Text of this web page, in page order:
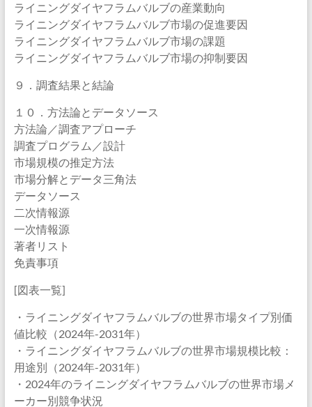
ライニングダイヤフラムバルブの産業動向
ライニングダイヤフラムバルブ市場の促進要因
ライニングダイヤフラムバルブ市場の課題
ライニングダイヤフラムバルブ市場の抑制要因
９．調査結果と結論
１０．方法論とデータソース
方法論／調査アプローチ
調査プログラム／設計
市場規模の推定方法
市場分解とデータ三角法
データソース
二次情報源
一次情報源
著者リスト
免責事項
[図表一覧]
・ライニングダイヤフラムバルブの世界市場タイプ別価
値比較（2024年-2031年）
・ライニングダイヤフラムバルブの世界市場規模比較：
用途別（2024年-2031年）
・2024年のライニングダイヤフラムバルブの世界市場メ
ーカー別競争状況